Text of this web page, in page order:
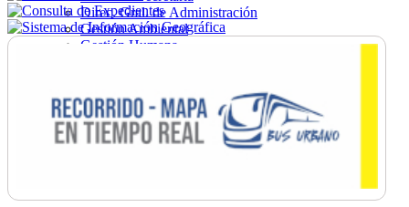
Direc. Gral. de Administración
Gestión Ambiental
Gestión Humana
Ordenamiento
Promoción Social
Salud
Secretaría General